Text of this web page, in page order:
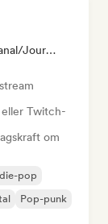
YouTube-/Twitch-Kanal, Mediekanal/journalist
eller Twitch-
om
pop
Pop-punk